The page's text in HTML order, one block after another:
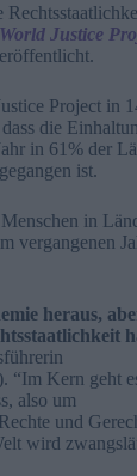
Justice
Project in
die
in 61% der
ist.
in
vergangenen
heraus,
“Im Kern geht
also um
und
wird